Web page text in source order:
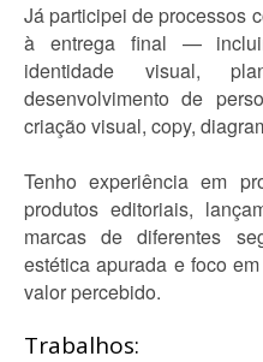
Já participei de processos
à entrega final —
identidade visual,
desenvolvimento de
criação visual, copy,
Tenho experiência em
produtos editoriais,
marcas de diferentes
estética apurada e foco
valor percebido.
Trabalhos: